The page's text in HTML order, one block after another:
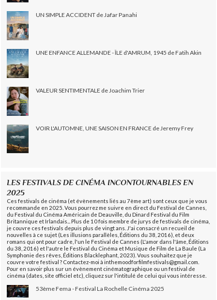
UN SIMPLE ACCIDENT de Jafar Panahi
UNE ENFANCE ALLEMANDE - ÎLE d'AMRUM, 1945 de Fatih Akin
VALEUR SENTIMENTALE de Joachim Trier
VOIR L'AUTOMNE, UNE SAISON EN FRANCE de Jeremy Frey
LES FESTIVALS DE CINÉMA INCONTOURNABLES EN
2025
Ces festivals de cinéma (et évènements liés au 7ème art) sont ceux que je vous
recommande en 2025. Vous pourrez me suivre en direct du Festival de Cannes,
du Festival du Cinéma Américain de Deauville, du Dinard Festival du Film
Britannique et Irlandais... Plus de 10 fois membre de jurys de festivals de cinéma,
je couvre ces festivals depuis plus de vingt ans. J'ai consacré un recueil de
nouvelles à ce sujet (Les illusions parallèles, Éditions du 38, 2016), et deux
romans qui ont pour cadre, l'un le Festival de Cannes (L'amor dans l'âme, Éditions
du 38, 2016) et l'autre le Festival du Cinéma et Musique de Film de La Baule (La
Symphonie des rêves, Éditions Blacklephant, 2023). Vous souhaitez que je
couvre votre festival ? Contactez-moi à inthemoodforfilmfestivals@gmail.com.
Pour en savoir plus sur un évènement cinématographique ou un festival de
cinéma (dates, site officiel etc), cliquez sur l'intitulé de celui qui vous intéresse.
53ème Fema - Festival La Rochelle Cinéma 2025